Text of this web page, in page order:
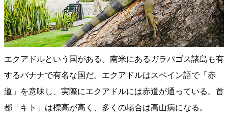
エクアドルという国がある。南米にあるガラパゴス諸島も有
するバナナで有名な国だ。エクアドルはスペイン語で「赤
道」を意味し、実際にエクアドルには赤道が通っている。首
都「キト」は標高が高く、多くの場合は高山病になる。